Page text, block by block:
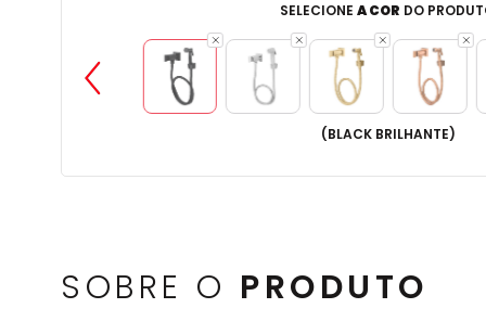
SELECIONE A COR DO
(BLACK BRILHANTE)
SOBRE O PRODUTO